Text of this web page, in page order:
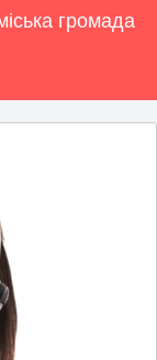
громада